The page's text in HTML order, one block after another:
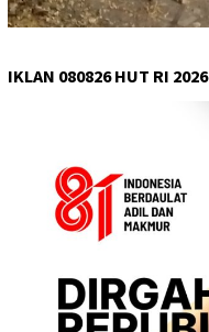
IKLAN 080826 HUT RI 2026